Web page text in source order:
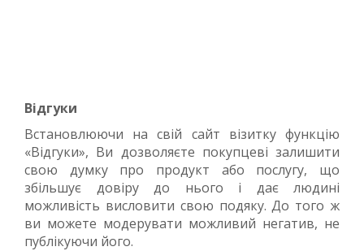
Відгуки
Встановлюючи на свій сайт візитку функцію
«Відгуки», Ви дозволяєте покупцеві залишити
свою думку про продукт або послугу, що
збільшує довіру до нього і дає людині
можливість висловити свою подяку. До того ж
ви можете модерувати можливий негатив, не
публікуючи його.